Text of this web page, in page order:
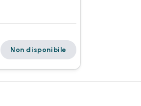
Non disponibile